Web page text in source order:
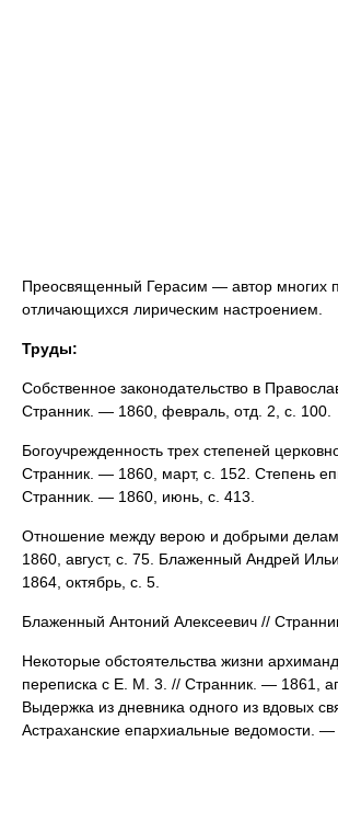
Преосвященный Герасим — автор многих
отличающихся лирическим настроением.
Труды:
Собственное законодательство в
Странник. — 1860, февраль, отд. 2, с. 100.
Богоучрежденность трех степеней
Странник. — 1860, март, с. 152. Степень
Странник. — 1860, июнь, с. 413.
Отношение между верою и добрыми
1860, август, с. 75. Блаженный Андрей
1864, октябрь, с. 5.
Блаженный Антоний Алексеевич //
Некоторые обстоятельства жизни
переписка с Е. М. 3. // Странник. — 1861,
Выдержка из дневника одного из вдовых
Астраханские епархиальные ведомости. —